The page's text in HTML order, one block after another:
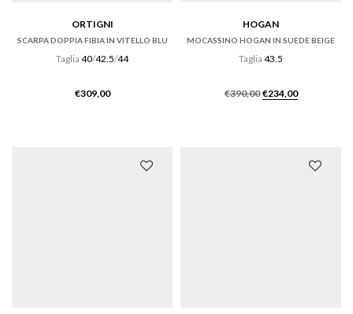
ORTIGNI
SCARPA DOPPIA FIBIA IN VITELLO BLU
Taglia 40/42.5/44
€309,00
HOGAN
MOCASSINO HOGAN IN SUEDE BEIGE
Taglia 43.5
€390,00 Il
€234,00Il